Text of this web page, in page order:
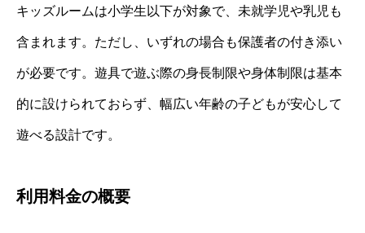
キッズルームは小学生以下が対象で、未就学児や乳児も
含まれます。ただし、いずれの場合も保護者の付き添い
が必要です。遊具で遊ぶ際の身長制限や身体制限は基本
的に設けられておらず、幅広い年齢の子どもが安心して
遊べる設計です。
利用料金の概要